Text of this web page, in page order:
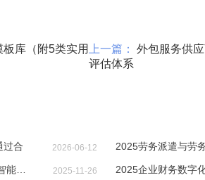
库（附5类实用
上一篇：
外包服务供
评估体系
过合 2026-06-12
2025企业数字化合规管理白皮书：智能技术 2025-11-26